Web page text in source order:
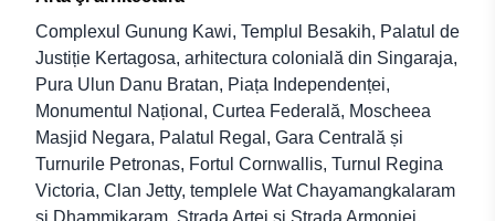
Complexul Gunung Kawi, Templul Besakih, Palatul de
Justiție Kertagosa, arhitectura colonială din Singaraja,
Pura Ulun Danu Bratan, Piața Independenței,
Monumentul Național, Curtea Federală, Moscheea
Masjid Negara, Palatul Regal, Gara Centrală și
Turnurile Petronas, Fortul Cornwallis, Turnul Regina
Victoria, Clan Jetty, templele Wat Chayamangkalaram